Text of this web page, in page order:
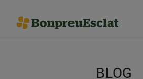
BLOG